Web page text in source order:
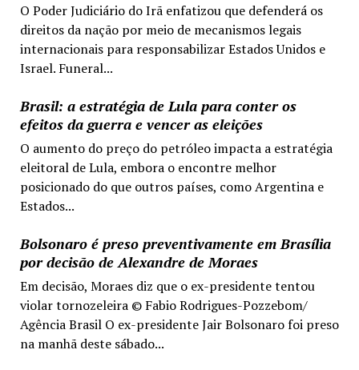
O Poder Judiciário do Irã enfatizou que defenderá os
direitos da nação por meio de mecanismos legais
internacionais para responsabilizar Estados Unidos e
Israel. Funeral...
Brasil: a estratégia de Lula para conter os
efeitos da guerra e vencer as eleições
O aumento do preço do petróleo impacta a estratégia
eleitoral de Lula, embora o encontre melhor
posicionado do que outros países, como Argentina e
Estados...
Bolsonaro é preso preventivamente em Brasília
por decisão de Alexandre de Moraes
Em decisão, Moraes diz que o ex-presidente tentou
violar tornozeleira © Fabio Rodrigues-Pozzebom/
Agência Brasil O ex-presidente Jair Bolsonaro foi preso
na manhã deste sábado...